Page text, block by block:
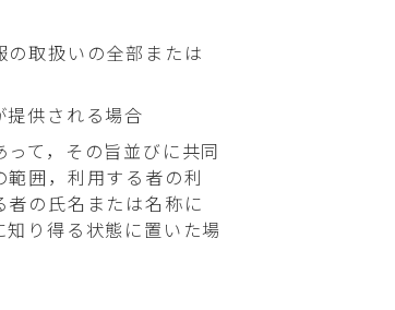
取扱いの全部または
供される場合
て，その旨並びに共同
囲，利用する者の利
の氏名または名称に
り得る状態に置いた場